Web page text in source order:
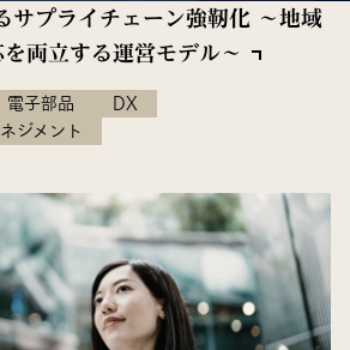
サプライチェーン強靭化 〜地域
両立する運営モデル〜
電子部品
DX
ジメント